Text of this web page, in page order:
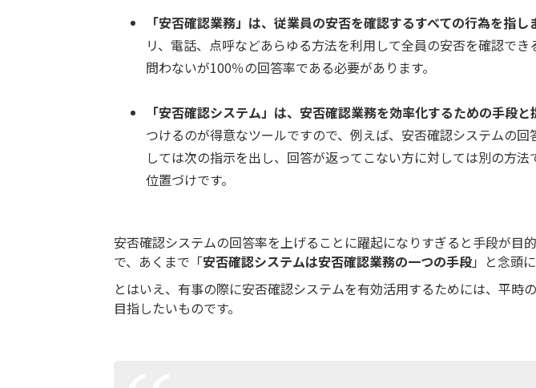
「安否確認業務」は、従業員の安否を確認するすべての行為を指し
リ、電話、点呼などあらゆる方法を利用して全員の安否を確認で
問わないが100％の回答率である必要があります。
「安否確認システム」は、安否確認業務を効率化するための手段と
つけるのが得意なツールですので、例えば、安否確認システムの
しては次の指示を出し、回答が返ってこない方に対しては別の方
位置づけです。
安否確認システムの回答率を上げることに躍起になりすぎると手段が目
で、あくまで「安否確認システムは安否確認業務の一つの手段」と念頭
とはいえ、有事の際に安否確認システムを有効活用するためには、平時
目指したいものです。